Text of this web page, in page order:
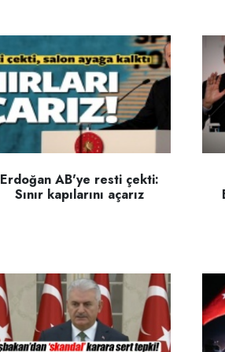
Erdoğan AB'ye resti çekti:
Sınır kapılarını açarız